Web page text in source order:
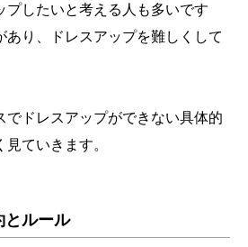
プしたいと考える人も多いです
あり、ドレスアップを難しくして
でドレスアップができない具体的
ていきます。
とルール